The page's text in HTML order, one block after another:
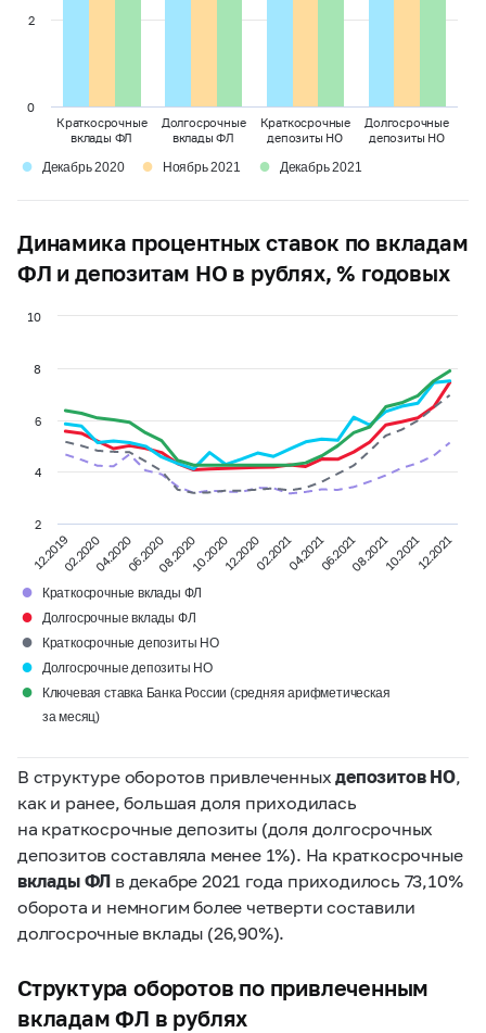
Краткосрочные
вклады ФЛ
Долгосрочные
вклады ФЛ
Краткосрочные
депозиты НО
Долгосрочные
депозиты НО
0
2
● Декабрь 2020 ● Ноябрь 2021 ● Декабрь 2021
Динамика процентных ставок по вкладам
ФЛ и депозитам НО в рублях, % годовых
12.201902.202004.202006.202008.202010.202012.202002.202104.202106.202108.202110.202112.2021
2
4
6
8
10
● Краткосрочные вклады ФЛ
● Долгосрочные вклады ФЛ
● Краткосрочные депозиты НО
● Долгосрочные депозиты НО
●
Ключевая ставка Банка России (средняя арифметическая
за месяц)
В структуре оборотов привлеченныхдепозитов НО,
как и ранее, большая доля приходилась
на краткосрочные депозиты (доля долгосрочных
депозитов составляла менее 1%). На краткосрочные
вклады ФЛ в декабре 2021 года приходилось 73,10%
оборота и немногим более четверти составили
долгосрочные вклады (26,90%).
Структура оборотов по привлеченным
вкладам ФЛ в рублях